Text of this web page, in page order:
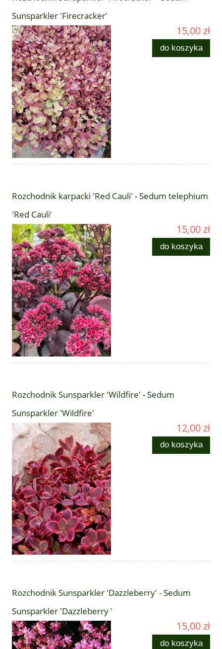
Sunsparkler 'Firecracker'
15,00 zł
do koszyka
Rozchodnik karpacki 'Red Cauli' - Sedum telephium
'Red Cauli'
15,00 zł
do koszyka
Rozchodnik Sunsparkler 'Wildfire' - Sedum
Sunsparkler 'Wildfire'
12,00 zł
do koszyka
Rozchodnik Sunsparkler 'Dazzleberry' - Sedum
Sunsparkler 'Dazzleberry '
15,00 zł
do koszyka